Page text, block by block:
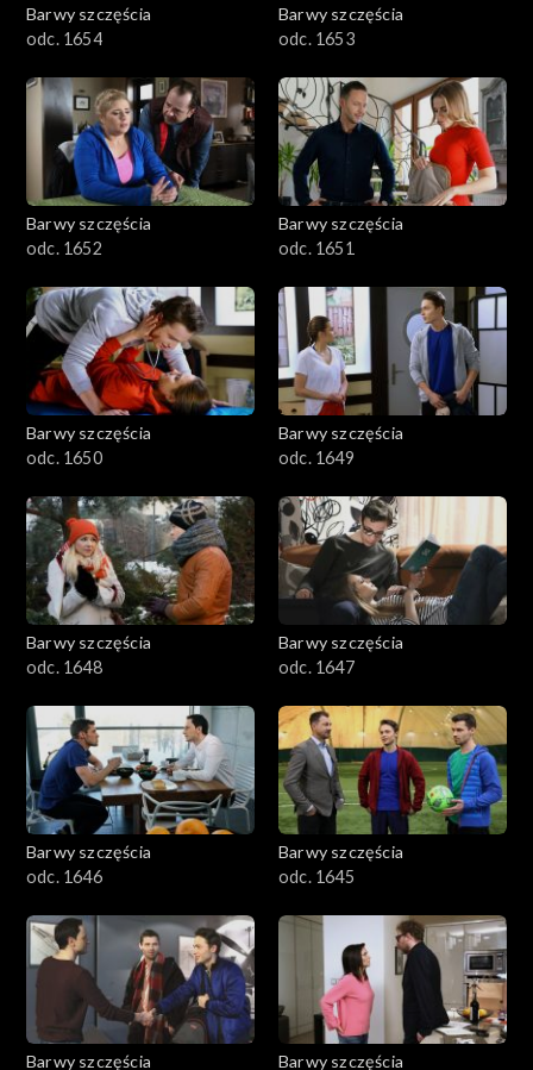
Barwy szczęścia
odc. 1654
Barwy szczęścia
odc. 1653
Barwy szczęścia
odc. 1652
Barwy szczęścia
odc. 1651
Barwy szczęścia
odc. 1650
Barwy szczęścia
odc. 1649
Barwy szczęścia
odc. 1648
Barwy szczęścia
odc. 1647
Barwy szczęścia
odc. 1646
Barwy szczęścia
odc. 1645
Barwy szczęścia
Barwy szczęścia